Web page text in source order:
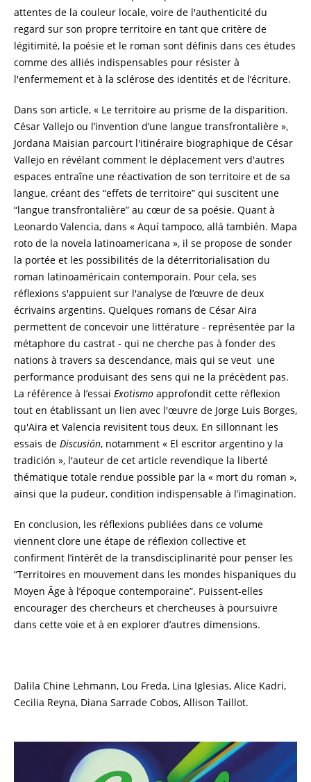
attentes de la couleur locale, voire de l'authenticité du
regard sur son propre territoire en tant que critère de
légitimité, la poésie et le roman sont définis dans ces études
comme des alliés indispensables pour résister à
l'enfermement et à la sclérose des identités et de l’écriture.
Dans son article, « Le territoire au prisme de la disparition.
César Vallejo ou l’invention d’une langue transfrontalière »,
Jordana Maisian parcourt l'itinéraire biographique de César
Vallejo en révélant comment le déplacement vers d'autres
espaces entraîne une réactivation de son territoire et de sa
langue, créant des “effets de territoire” qui suscitent une
“langue transfrontalière” au cœur de sa poésie. Quant à
Leonardo Valencia, dans « Aquí tampoco, allá también. Mapa
roto de la novela latinoamericana », il se propose de sonder
la portée et les possibilités de la déterritorialisation du
roman latinoaméricain contemporain. Pour cela, ses
réflexions s'appuient sur l'analyse de l’œuvre de deux
écrivains argentins. Quelques romans de César Aira
permettent de concevoir une littérature - représentée par la
métaphore du castrat - qui ne cherche pas à fonder des
nations à travers sa descendance, mais qui se veut une
performance produisant des sens qui ne la précèdent pas.
La référence à l’essai Exotismoapprofondit cette réflexion
tout en établissant un lien avec l'œuvre de Jorge Luis Borges,
qu'Aira et Valencia revisitent tous deux. En sillonnant les
essais de Discusión, notamment « El escritor argentino y la
tradición », l'auteur de cet article revendique la liberté
thématique totale rendue possible par la « mort du roman »,
ainsi que la pudeur, condition indispensable à l’imagination.
En conclusion, les réflexions publiées dans ce volume
viennent clore une étape de réflexion collective et
confirment l’intérêt de la transdisciplinarité pour penser les
“Territoires en mouvement dans les mondes hispaniques du
Moyen Âge à l’époque contemporaine”. Puissent-elles
encourager des chercheurs et chercheuses à poursuivre
dans cette voie et à en explorer d’autres dimensions.
Dalila Chine Lehmann, Lou Freda, Lina Iglesias, Alice Kadri,
Cecilia Reyna, Diana Sarrade Cobos, Allison Taillot.